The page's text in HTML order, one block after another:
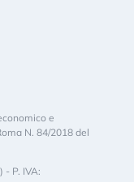
e
N. 84/2018 del
- P. IVA: